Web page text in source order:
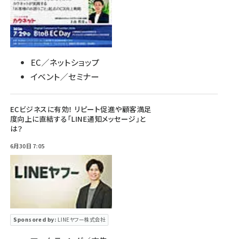
EC／ネットショップ
イベント／セミナー
ECビジネスに有効！ リピート促進や顧客満足
度向上に直結する「LINE通知メッセージ」と
は？
6月30日 7:05
Sponsored by: LINEヤフー株式会社